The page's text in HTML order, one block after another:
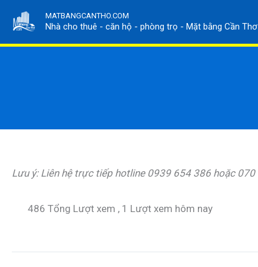
nội
MATBANGCANTHO.COM
Nhà cho thuê - căn hộ - phòng trọ - Mặt bằng Cần
Lưu ý: Liên hệ trực tiếp hotline 0939 654 386 hoặc
486 Tổng Lượt xem , 1 Lượt xem hôm nay